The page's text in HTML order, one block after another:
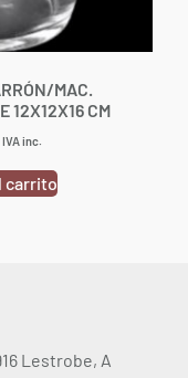
MAC.
12X12X16 CM
IVA inc.
carrito
Lestrobe, A